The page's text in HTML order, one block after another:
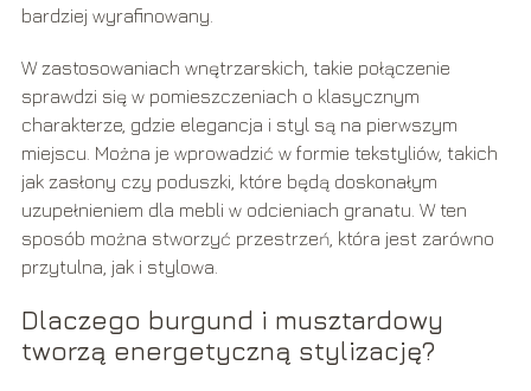
bardziej wyrafinowany.
W zastosowaniach wnętrzarskich, takie połączenie
sprawdzi się w pomieszczeniach o klasycznym
charakterze, gdzie elegancja i styl są na pierwszym
miejscu. Można je wprowadzić w formie tekstyliów, takich
jak zasłony czy poduszki, które będą doskonałym
uzupełnieniem dla mebli w odcieniach granatu. W ten
sposób można stworzyć przestrzeń, która jest zarówno
przytulna, jak i stylowa.
Dlaczego burgund i musztardowy
tworzą energetyczną stylizację?